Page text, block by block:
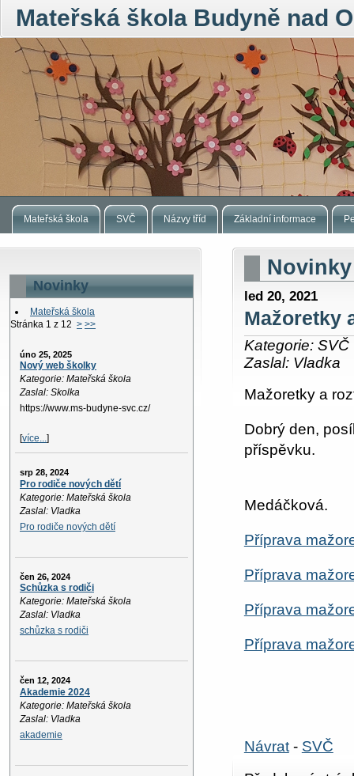
Mateřská škola Budyně nad
Mateřská škola SVČ Názvy tříd Základní informace
Novinky
Mateřská škola
Stránka 1 z 12 > >>
úno 25, 2025
Nový web školky
Kategorie: Mateřská škola
Zaslal: Skolka
https://www.ms-budyne-svc.cz/
[více...]
srp 28, 2024
Pro rodiče nových dětí
Kategorie: Mateřská škola
Zaslal: Vladka
Pro rodiče nových dětí
čen 26, 2024
Schůzka s rodiči
Kategorie: Mateřská škola
Zaslal: Vladka
schůzka s rodiči
čen 12, 2024
Akademie 2024
Kategorie: Mateřská škola
Zaslal: Vladka
akademie
Novinky
led 20, 2021
Mažoretky
Kategorie: SVČ
Zaslal: Vladka
Mažoretky a
Dobrý den,
příspěvku.
Medáčková.
Příprava
Příprava
Příprava
Příprava
Návrat- SVČ